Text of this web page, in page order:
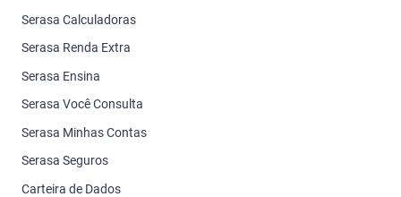
Serasa Calculadoras
Serasa Renda Extra
Serasa Ensina
Serasa Você Consulta
Serasa Minhas Contas
Serasa Seguros
Carteira de Dados